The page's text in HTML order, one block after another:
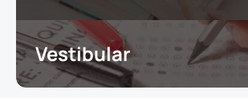
Vestibular